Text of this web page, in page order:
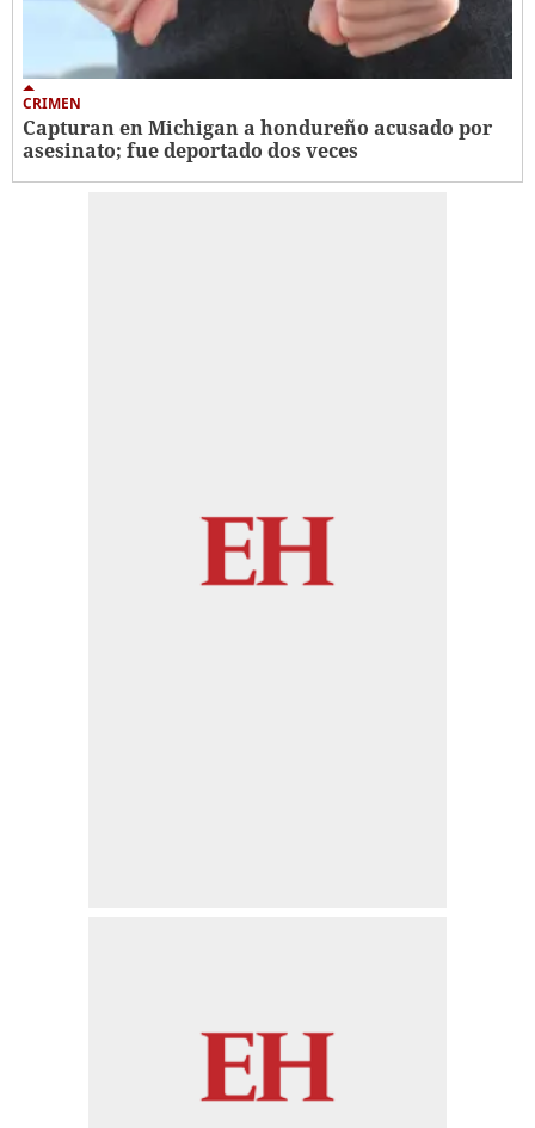
CRIMEN
Capturan en Michigan a hondureño acusado por
asesinato; fue deportado dos veces